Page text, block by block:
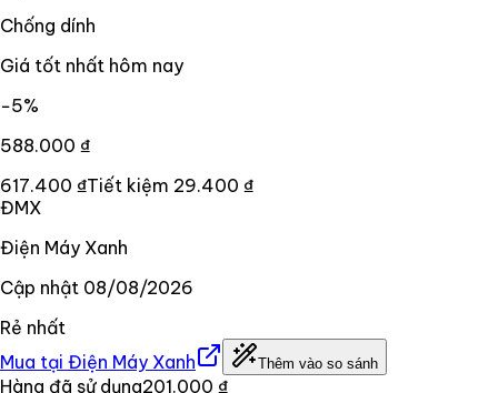
Chống dính
Giá tốt nhất hôm nay
−5%
588.000 ₫
617.400 ₫Tiết kiệm 29.400 ₫
ĐMX
Điện Máy Xanh
Cập nhật 08/08/2026
Rẻ nhất
Mua tại Điện Máy Xanh Thêm vào so sánh
Hàng đã sử dụng201.000 ₫